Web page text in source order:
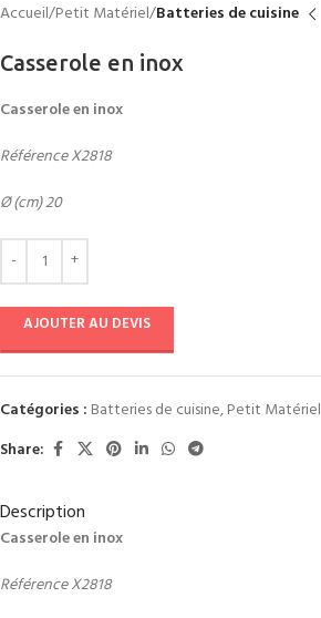
Accueil Petit Matériel Batteries de cuisine
Casserole en inox
Casserole en inox
Référence X2818
Ø (cm) 20
AJOUTER AU DEVIS
Catégories : Batteries de cuisine,Petit Matériel
Share:
Description
Casserole en inox
Référence X2818